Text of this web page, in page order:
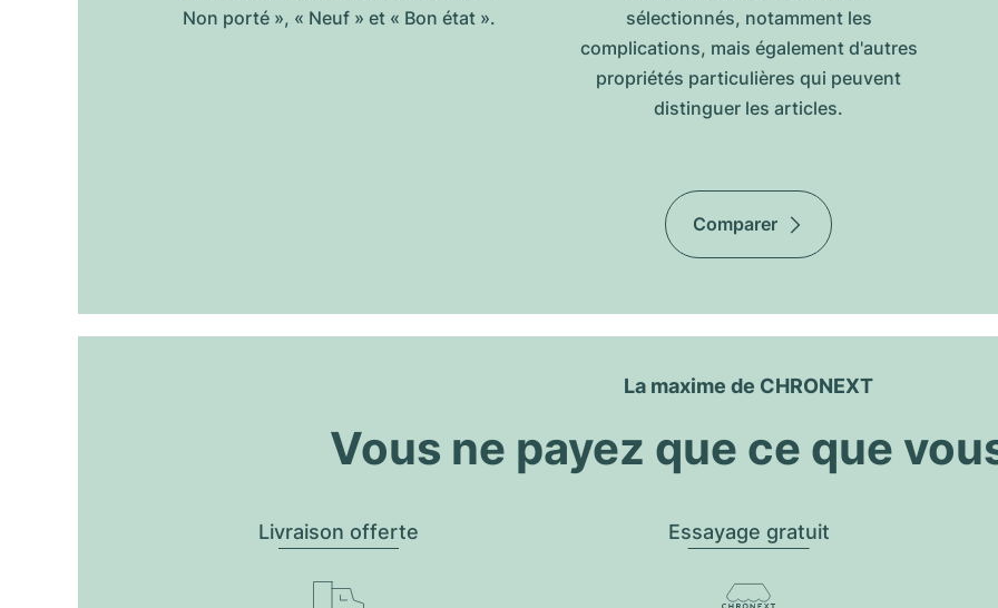
Non porté », « Neuf » et « Bon état ».
sélectionnés, notamment les
complications, mais également d'autres
propriétés particulières qui peuvent
distinguer les articles.
Comparer
La maxime de CHRONEXT
Vous ne payez que ce que
Livraison offerte Essayage gratuit